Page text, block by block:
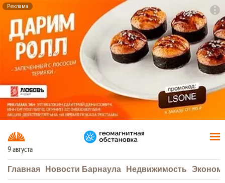
Реклама
9 августа
Главная Новости Барнаула Недвижимость